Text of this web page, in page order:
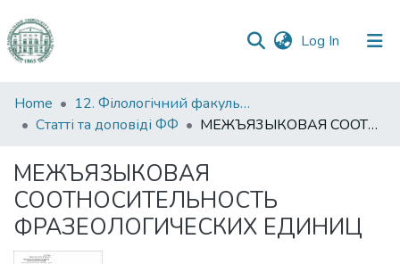
Log In (current)
Communities
&
All of DSpace
Statistics
Home
12. Філологічний факультет
Статті та доповіді ФФ
МЕЖЪЯ3ЫКОВАЯ COOTНОСИТЕЛЬНОСТЬ ФРАЗЕОЛОГИЧЕСКИХ ЕДИНИЦ
МЕЖЪЯ3ЫКОВАЯ
COOTНОСИТЕЛЬНОСТЬ
ФРАЗЕОЛОГИЧЕСКИХ ЕДИНИЦ